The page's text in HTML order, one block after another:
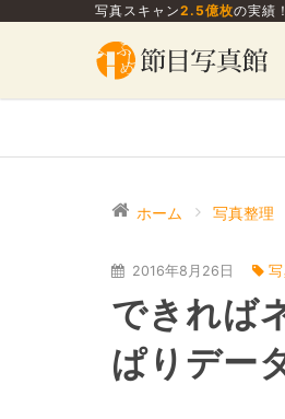
写真スキャン2.5億枚の実績
ホーム 写真整理
2016年8月26日
できれば
ぱりデー